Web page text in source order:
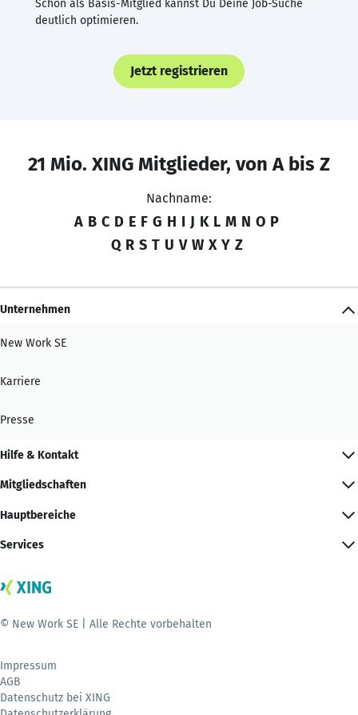
Schon als Basis-Mitglied kannst Du Deine Job-Suche
deutlich optimieren.
Jetzt registrieren
21 Mio. XING Mitglieder, von A bis Z
Nachname:
A B C D E F G H I J K L M N O P
Q R S T U V W X Y Z
Unternehmen
New Work SE
Karriere
Presse
Hilfe & Kontakt
Mitgliedschaften
Hauptbereiche
Services
© New Work SE | Alle Rechte vorbehalten
Impressum
AGB
Datenschutz bei XING